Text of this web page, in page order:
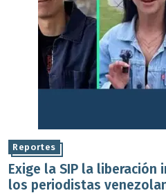
Reportes
Exige la SIP la liberación
los periodistas